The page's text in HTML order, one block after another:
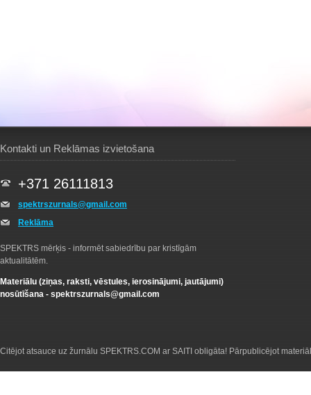
Kontakti un Reklāmas izvietošana
+371 26111813
spektrszurnals@gmail.com
Reklāma
SPEKTRS mērķis - informēt sabiedrību par kristīgām
aktualitātēm.
Materiālu (ziņas, raksti, vēstules, ierosinājumi, jautājumi)
nosūtīšana - spektrszurnals@gmail.com
Citējot atsauce uz žurnālu SPEKTRS.COM ar SAITI obligāta! Pārpublicējot